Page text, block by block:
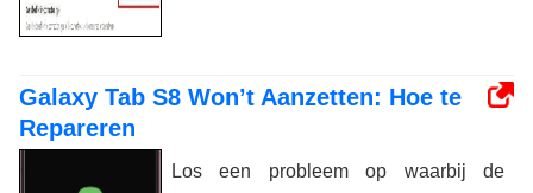
Galaxy Tab S8 Won’t Aanzetten: Hoe te
Repareren
Los een probleem op waarbij de